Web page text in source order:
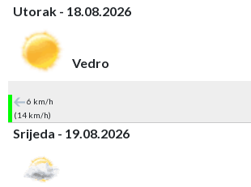
Utorak - 18.08.2026
Vedro
6 km/h
(14 km/h)
Srijeda - 19.08.2026